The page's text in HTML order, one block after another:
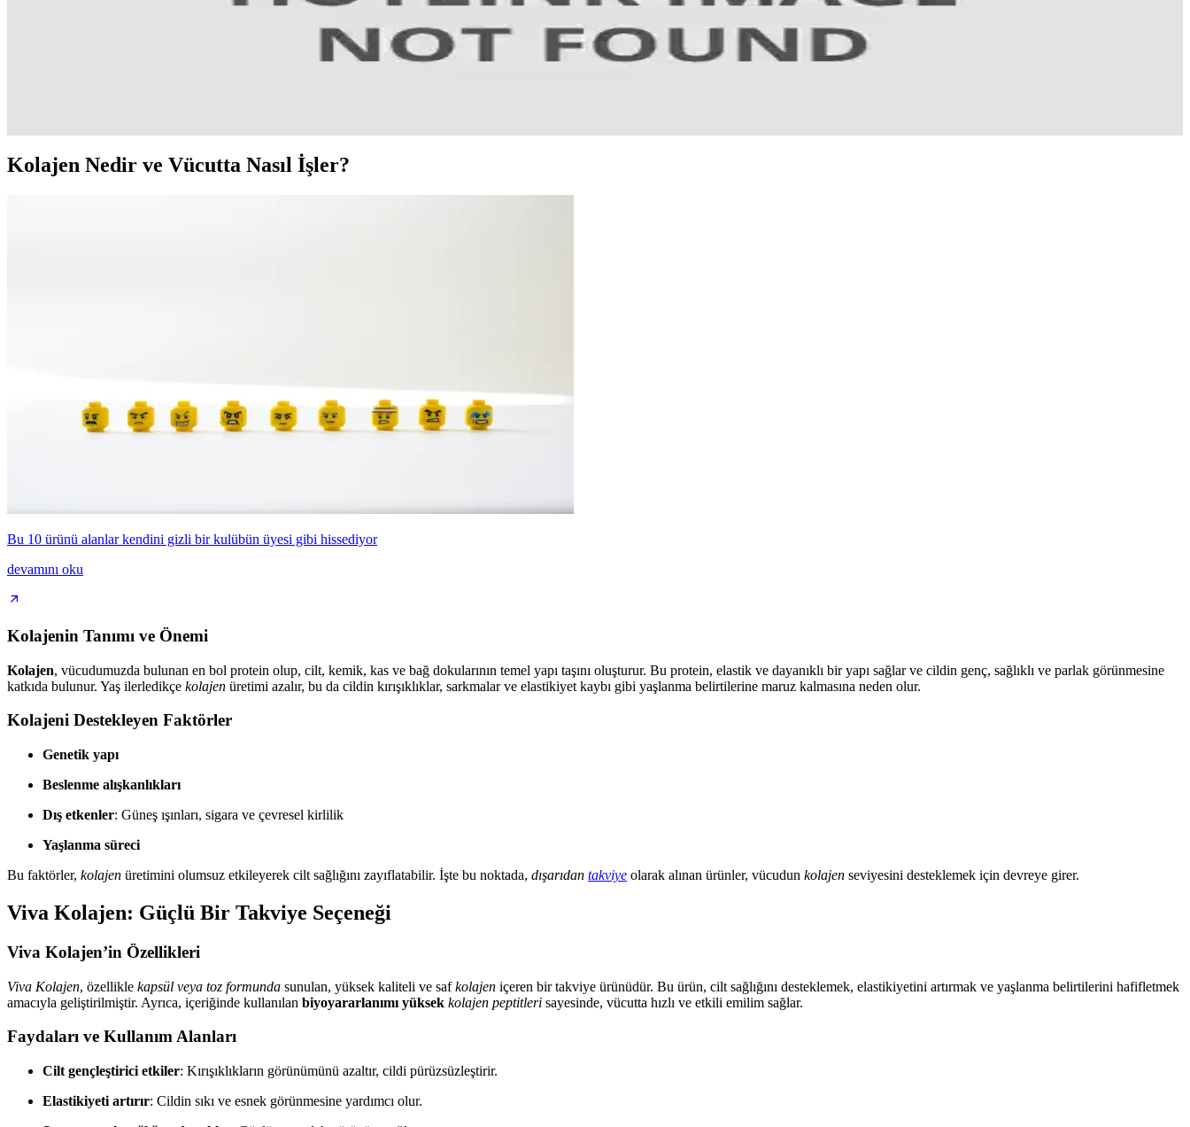
Suda Kollajen ile Güzellik ve Sağlığı Destekleyen En Etkili Takviye Seçenekleri
Suda kollajen, cilt, saç ve eklem sağlığını destekleyen hızlı emilimli doğal takviyedir. Düzenli kullanımla yaşlanma belirtilerini azaltır, genç ve sağlıklı görünüm sağlar.
Kolajen Nedir ve Vücutta Nasıl İşler?
Bu 10 ürünü alanlar kendini gizli bir kulübün üyesi gibi hissediyor
devamını oku
Kolajenin Tanımı ve Önemi
Kolajen, vücudumuzda bulunan en bol protein olup, cilt, kemik, kas ve bağ dokularının temel yapı taşını oluşturur. Bu protein, elastik ve dayanıklı bir yapı sağlar ve cildin genç, sağlıklı ve parlak görünmesine
katkıda bulunur. Yaş ilerledikçe kolajen üretimi azalır, bu da cildin kırışıklıklar, sarkmalar ve elastikiyet kaybı gibi yaşlanma belirtilerine maruz kalmasına neden olur.
Kolajeni Destekleyen Faktörler
Genetik yapı
Beslenme alışkanlıkları
Dış etkenler: Güneş ışınları, sigara ve çevresel kirlilik
Yaşlanma süreci
Bu faktörler, kolajen üretimini olumsuz etkileyerek cilt sağlığını zayıflatabilir. İşte bu noktada, dışarıdan takviye olarak alınan ürünler, vücudun kolajen seviyesini desteklemek için devreye girer.
Viva Kolajen: Güçlü Bir Takviye Seçeneği
Viva Kolajen’in Özellikleri
Viva Kolajen, özellikle kapsül veya toz formunda sunulan, yüksek kaliteli ve safkolajen içeren bir takviye ürünüdür. Bu ürün, cilt sağlığını desteklemek, elastikiyetini artırmak ve yaşlanma belirtilerini hafifletmek
amacıyla geliştirilmiştir. Ayrıca, içeriğinde kullanılan biyoyararlanımı yüksek kolajen peptitleri sayesinde, vücutta hızlı ve etkili emilim sağlar.
Faydaları ve Kullanım Alanları
Cilt gençleştirici etkiler: Kırışıklıkların görünümünü azaltır, cildi pürüzsüzleştirir.
Elastikiyeti artırır: Cildin sıkı ve esnek görünmesine yardımcı olur.